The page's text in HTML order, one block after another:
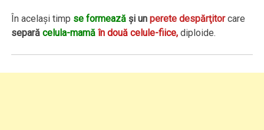
În acelaşi timp se formează şi unperete despărţitorcare
separă celula-mamă în două celule-fiice, diploide.